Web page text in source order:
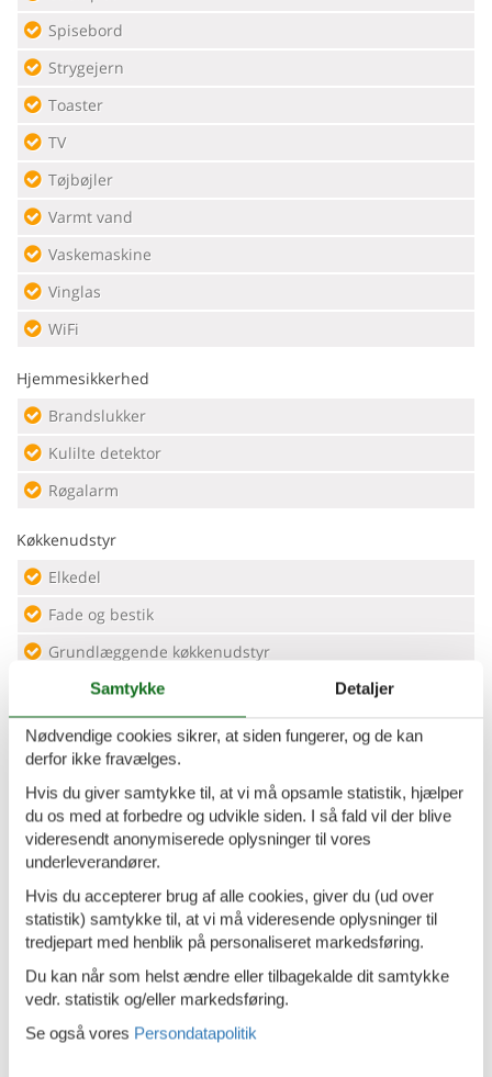
Spisebord
Strygejern
Toaster
TV
Tøjbøjler
Varmt vand
Vaskemaskine
Vinglas
WiFi
Hjemmesikkerhed
Brandslukker
Kulilte detektor
Røgalarm
Køkkenudstyr
Elkedel
Fade og bestik
Grundlæggende køkkenudstyr
Kaffemaskine
Køleskab - Fryser
Mikroovn
Opvaskemaskine
Ovn
Toaster
Vinglas
Parkfaciliteter
Førstehjælp
Samtykke Detaljer
Nødvendige cookies sikrer, at siden fungerer, og de kan
derfor ikke fravælges.
Hvis du giver samtykke til, at vi må opsamle statistik, hjælper
du os med at forbedre og udvikle siden. I så fald vil der blive
videresendt anonymiserede oplysninger til vores
underleverandører.
Hvis du accepterer brug af alle cookies, giver du (ud over
statistik) samtykke til, at vi må videresende oplysninger til
tredjepart med henblik på personaliseret markedsføring.
Du kan når som helst ændre eller tilbagekalde dit samtykke
vedr. statistik og/eller markedsføring.
Se også vores Persondatapolitik